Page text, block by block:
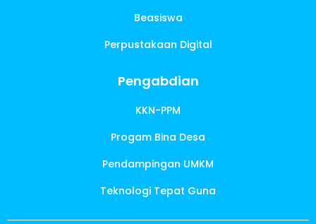
Beasiswa
Perpustakaan Digital
Pengabdian
KKN-PPM
Progam Bina Desa
Pendampingan UMKM
Teknologi Tepat Guna